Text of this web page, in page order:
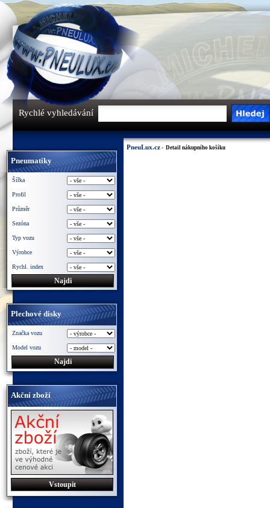
Rychlé vyhledávání
Pneumatiky
Šířka
Profil
Průměr
Sezóna
Typ vozu
Výrobce
Rychl. index
Plechové disky
Značka vozu
Model vozu
Akční zboží
Vstoupit
PneuLux.cz - Detail nákupního košíku